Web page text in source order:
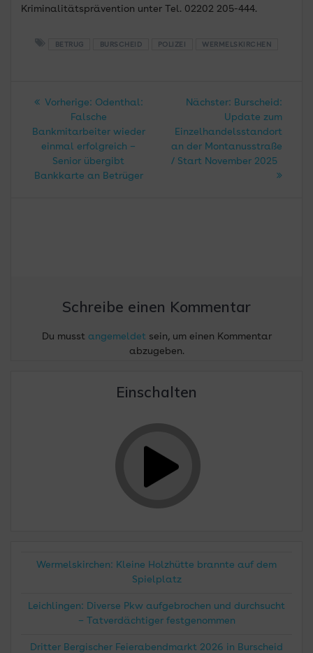
Kriminalitätsprävention unter Tel. 02202 205-444.
BETRUG BURSCHEID POLIZEI WERMELSKIRCHEN
Beitragsnavigation
Vorherige: Vorheriger
Beitrag:
Odenthal:
Falsche
Bankmitarbeiter wieder
einmal erfolgreich –
Senior übergibt
Bankkarte an Betrüger
Nächster: Nächster
Beitrag:
Burscheid:
Update zum
Einzelhandelsstandort
an der Montanusstraße
/ Start November 2025
Schreibe einen Kommentar
Du musst angemeldetsein, um einen Kommentar
abzugeben.
Einschalten
Wermelskirchen: Kleine Holzhütte brannte auf dem
Spielplatz
Leichlingen: Diverse Pkw aufgebrochen und durchsucht
– Tatverdächtiger festgenommen
Dritter Bergischer Feierabendmarkt 2026 in Burscheid